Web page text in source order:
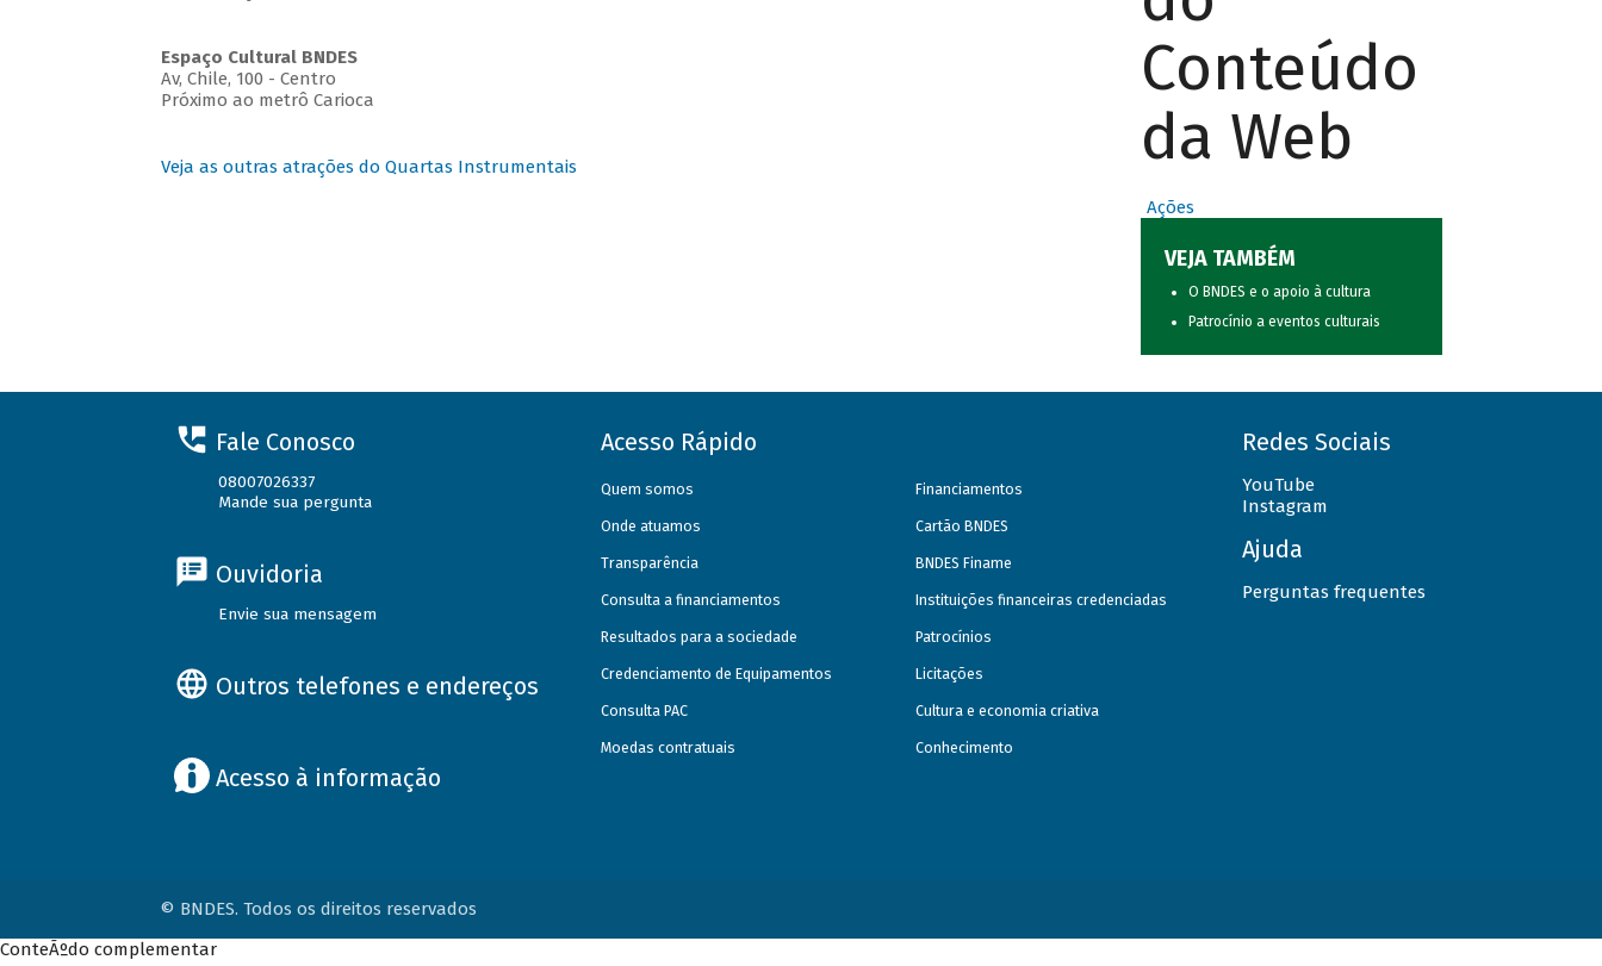
Espaço Cultural BNDES
Av, Chile, 100 - Centro
Próximo ao metrô Carioca
Veja as outras atrações do Quartas Instrumentais
Conteúdo
da Web
Ações
VEJA TAMBÉM
O BNDES e o apoio à cultura
Patrocínio a eventos culturais
Fale Conosco
08007026337
Mande sua pergunta
Ouvidoria
Envie sua mensagem
Outros telefones e endereços
Acesso à informação
Acesso Rápido
Quem somos
Onde atuamos
Transparência
Consulta a financiamentos
Resultados para a sociedade
Credenciamento de Equipamentos
Consulta PAC
Moedas contratuais
Financiamentos
Cartão BNDES
BNDES Finame
Instituições financeiras credenciadas
Patrocínios
Licitações
Cultura e economia criativa
Conhecimento
Redes Sociais
YouTube
Instagram
Ajuda
Perguntas frequentes
© BNDES. Todos os direitos reservados
ConteÃºdo complementar